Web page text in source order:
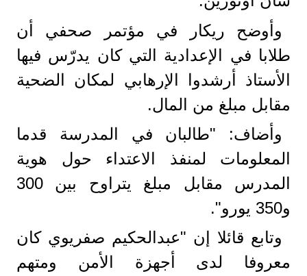
وأوضح ريكار في مؤتمر صحفي أن
طلابا في الإعدادية التي كان يدرّس فيها
الأستاذ أرشدوا الإرهابي لمكان الضحية
مقابل مبلغ من المال.
وأضاف: "طالبان في المدرسة قدما
المعلومات لمنفذ الاعتداء حول هوية
المدرس مقابل مبلغ يتراوح بين 300
و350 يورو".
وتابع قائلا إن "عبدالحكيم صفريوي كان
معروفا لدى أجهزة الأمن ومتهم